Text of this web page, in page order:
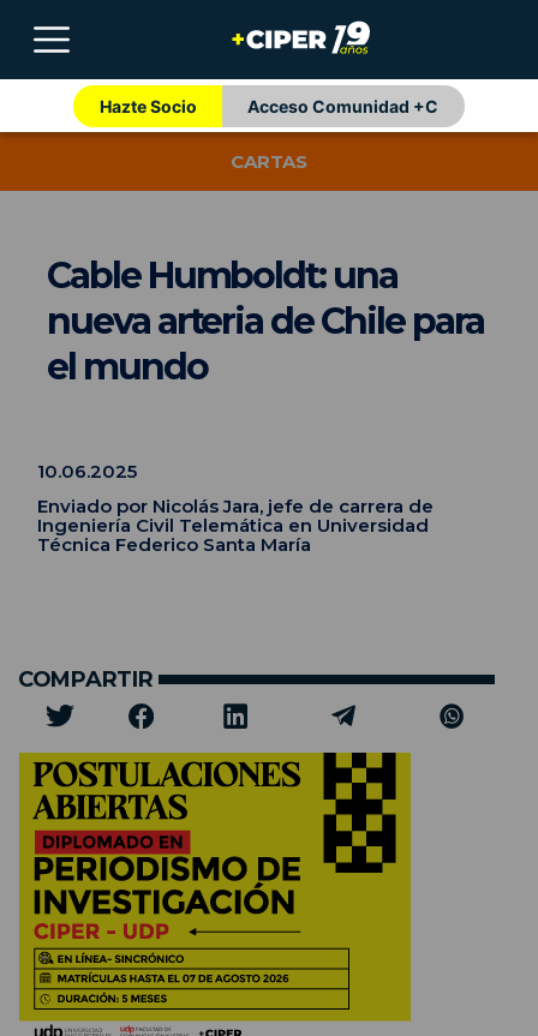
Hazte Socio Acceso Comunidad +C
CARTAS
Cable Humboldt: una
nueva arteria de Chile para
el mundo
10.06.2025
Enviado por Nicolás Jara, jefe de carrera de
Ingeniería Civil Telemática en Universidad
Técnica Federico Santa María
COMPARTIR